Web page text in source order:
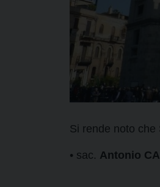
Si rende noto che
• sac. Antonio